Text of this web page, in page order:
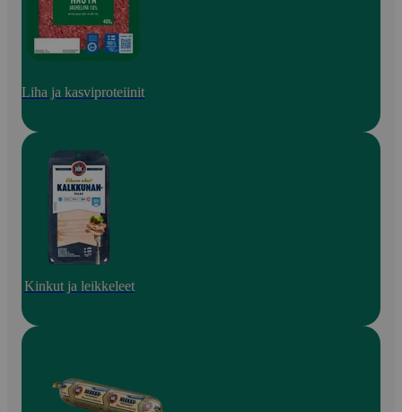
Liha ja kasviproteiinit
Kinkut ja leikkeleet